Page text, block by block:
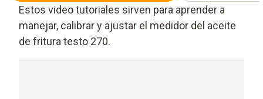
Estos video tutoriales sirven para aprender a
manejar, calibrar y ajustar el medidor del aceite
de fritura testo 270.